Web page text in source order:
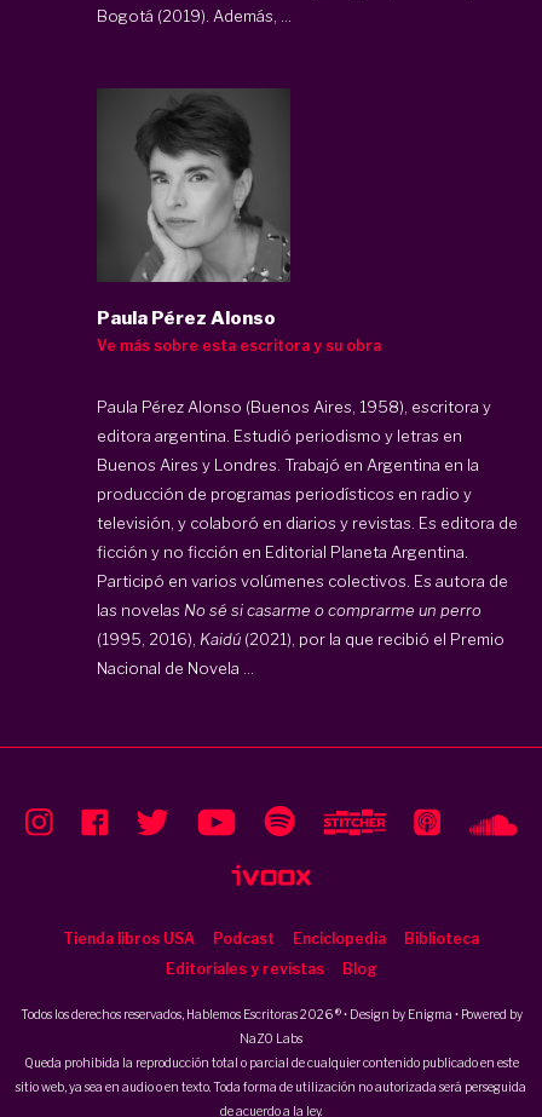
Bogotá (2019). Además, ...
Paula Pérez Alonso
Ve más sobre esta escritora y su obra
Paula Pérez Alonso (Buenos Aires, 1958), escritora y
editora argentina. Estudió periodismo y letras en
Buenos Aires y Londres. Trabajó en Argentina en la
producción de programas periodísticos en radio y
televisión, y colaboró en diarios y revistas. Es editora de
ficción y no ficción en Editorial Planeta Argentina.
Participó en varios volúmenes colectivos. Es autora de
las novelas No sé si casarme o comprarme un perro
(1995, 2016), Kaidú (2021), por la que recibió el Premio
Nacional de Novela ...
Tienda libros USA Podcast Enciclopedia
Biblioteca
Editoriales y revistas
Blog
Todos los derechos reservados, Hablemos Escritoras 2026 ® • Design by Enigma • Powered by
NaZO Labs
Queda prohibida la reproducción total o parcial de cualquier contenido publicado en este
sitio web, ya sea en audio o en texto. Toda forma de utilización no autorizada será perseguida
de acuerdo a la ley.